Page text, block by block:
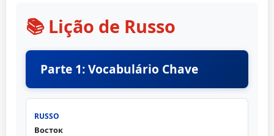
📚 Lição de Russo
Parte 1: Vocabulário Chave
Восток